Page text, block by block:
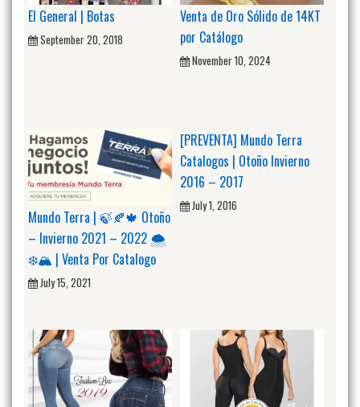
El General | Botas
September 20, 2018
Venta de Oro Sólido de 14KT
por Catálogo
November 10, 2024
Mundo Terra | 🍃🍂🍁 Otoño
– Invierno 2021 – 2022 🌨️
❄️🏔️ | Venta Por Catalogo
July 15, 2021
[PREVENTA] Mundo Terra
Catalogos | Otoño Invierno
2016 – 2017
July 1, 2016